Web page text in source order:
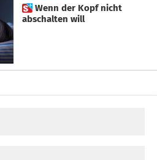
 Wenn der Kopf nicht
abschalten will